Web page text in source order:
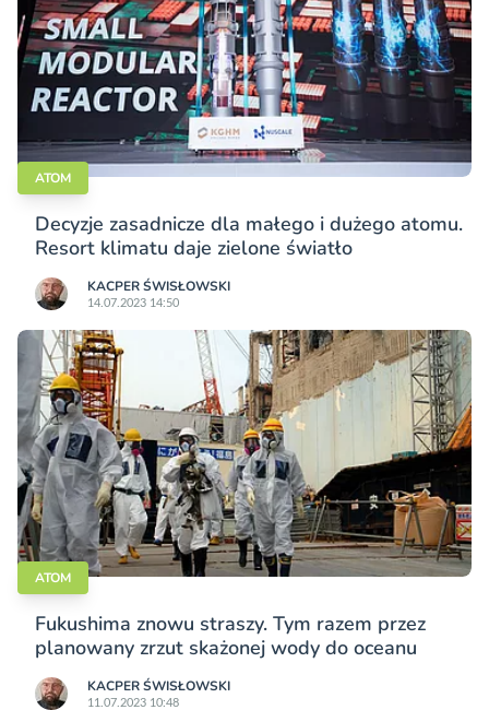
ATOM
Decyzje zasadnicze dla małego i dużego atomu.
Resort klimatu daje zielone światło
KACPER ŚWISŁO­WSKI
14.07.2023 14:50
ATOM
Fukushima znowu straszy. Tym razem przez
planowany zrzut skażonej wody do oceanu
KACPER ŚWISŁO­WSKI
11.07.2023 10:48